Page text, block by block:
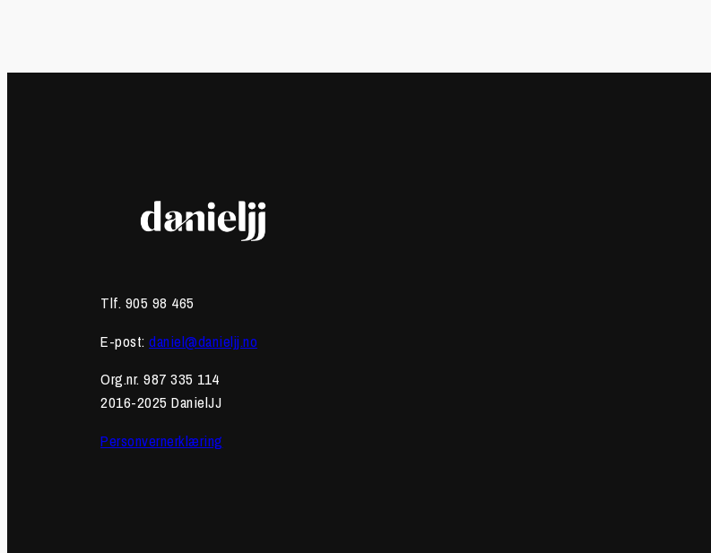
Tlf. 905 98 465
E-post: daniel@danieljj.no
Org.nr. 987 335 114
2016-2025 DanielJJ
Personvernerklæring